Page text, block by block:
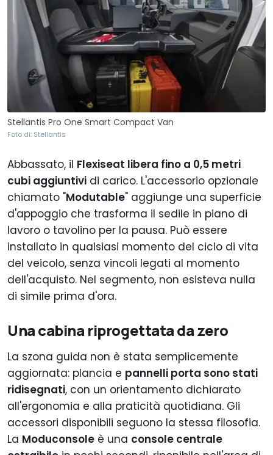
Stellantis Pro One Smart Compact Van
Foto di: Stellantis
Abbassato, il Flexiseat libera fino a 0,5 metri
cubi aggiuntivi di carico. L'accessorio opzionale
chiamato "Modutable" aggiunge una superficie
d'appoggio che trasforma il sedile in piano di
lavoro o tavolino per la pausa. Può essere
installato in qualsiasi momento del ciclo di vita
del veicolo, senza vincoli legati al momento
dell'acquisto. Nel segmento, non esisteva nulla
di simile prima d'ora.
Una cabina riprogettata da zero
La szona guida non è stata semplicemente
aggiornata: plancia e pannelli porta sono stati
ridisegnati, con un orientamento dichiarato
all'ergonomia e alla praticità quotidiana. Gli
accessori disponibili seguono la stessa filosofia.
La Moduconsole è una console centrale